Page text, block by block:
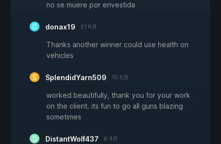
no se muere por envestida
donax19 21 6月
Thanks another winner could use health on
vehicles
SplendidYarn509 10 6月
worked beautifully, thank you for your work
on the client. its fun to go all guns blazing
sometimes
DistantWolf437 6 3月